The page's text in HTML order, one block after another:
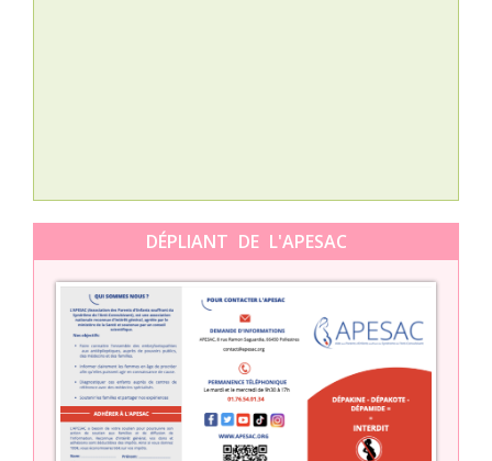
DÉPLIANT DE L'APESAC